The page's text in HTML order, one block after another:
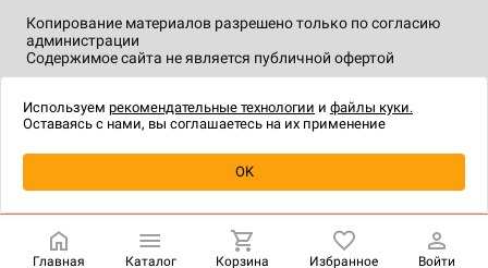
Уведомить о наличии
Копирование материалов разрешено только по согласию
администрации
Содержимое сайта не является публичной офертой
технологии.
Главная Каталог Корзина Избранное Войти
Используем рекомендательные технологии и файлы куки.
Оставаясь с нами, вы соглашаетесь на их применение
OK